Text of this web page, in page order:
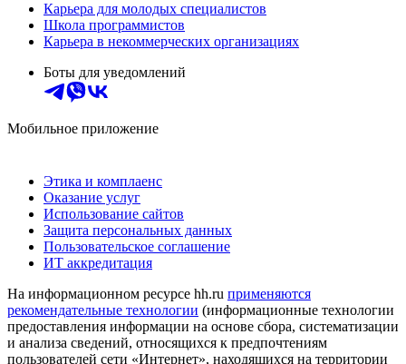
Карьера для молодых специалистов
Школа программистов
Карьера в некоммерческих организациях
Боты для уведомлений
Мобильное приложение
Этика и комплаенс
Оказание услуг
Использование сайтов
Защита персональных данных
Пользовательское соглашение
ИТ аккредитация
На информационном ресурсе hh.ru применяются
рекомендательные технологии (информационные технологии
предоставления информации на основе сбора, систематизации
и анализа сведений, относящихся к предпочтениям
пользователей сети «Интернет», находящихся на территории